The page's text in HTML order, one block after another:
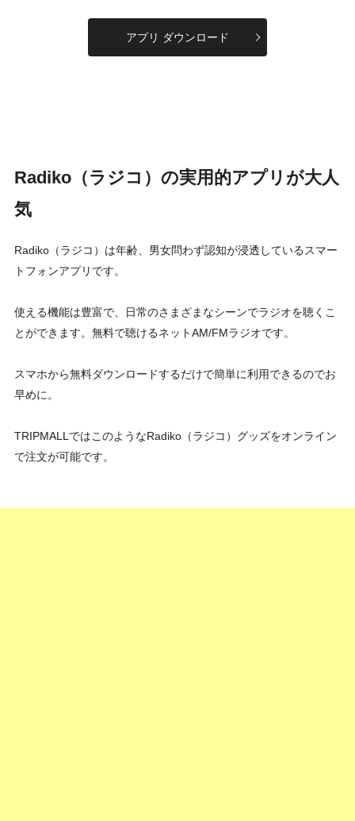
アプリ ダウンロード
Radiko（ラジコ）の実用的アプリが大人
気
Radiko（ラジコ）は年齢、男女問わず認知が浸透しているスマー
トフォンアプリです。
使える機能は豊富で、日常のさまざまなシーンでラジオを聴くこ
とができます。無料で聴けるネットAM/FMラジオです。
スマホから無料ダウンロードするだけで簡単に利用できるのでお
早めに。
TRIPMALLではこのようなRadiko（ラジコ）グッズをオンライン
で注文が可能です。